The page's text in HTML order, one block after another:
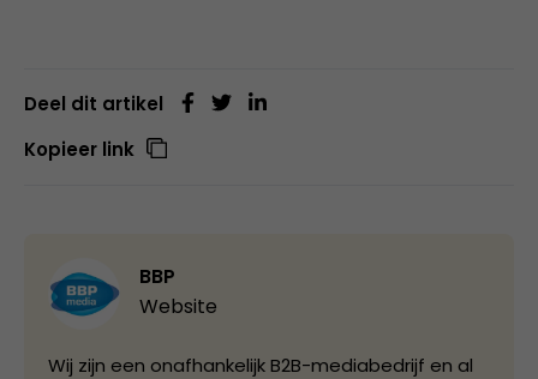
Deel dit artikel
Kopieer link
BBP
Website
Wij zijn een onafhankelijk B2B-mediabedrijf en al